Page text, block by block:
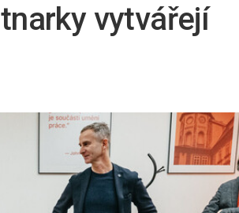
vytvářejí